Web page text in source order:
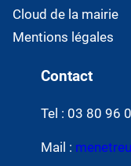
Cloud de la mairie
Mentions légales
Contact
Tel : 03 80 96
Mail :